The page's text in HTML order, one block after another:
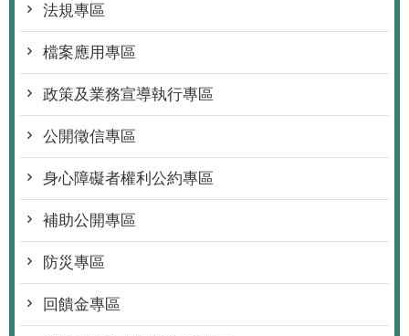
法規專區
檔案應用專區
政策及業務宣導執行專區
公開徵信專區
身心障礙者權利公約專區
補助公開專區
防災專區
回饋金專區